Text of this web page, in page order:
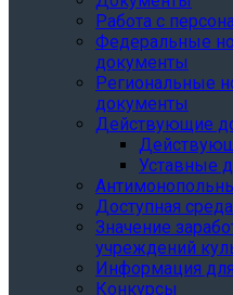
Работа с
Федеральные
документы
Региональные
документы
Действующие
Уставные
Доступная среда
Значение
учреждений
Информация
Конкурсы